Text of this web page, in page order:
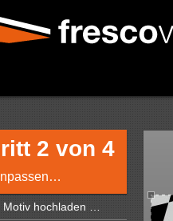
2 von 4
Motiv hochladen …